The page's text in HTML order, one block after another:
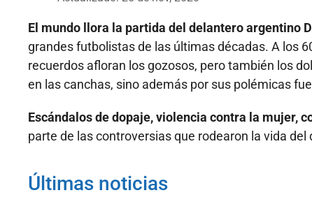
El mundo llora la partida del delantero argentino
grandes futbolistas de las últimas décadas. A los
recuerdos afloran los gozosos, pero también los
en las canchas, sino además por sus polémicas
Escándalos de dopaje, violencia contra la mujer,
parte de las controversias que rodearon la vida del
Últimas noticias